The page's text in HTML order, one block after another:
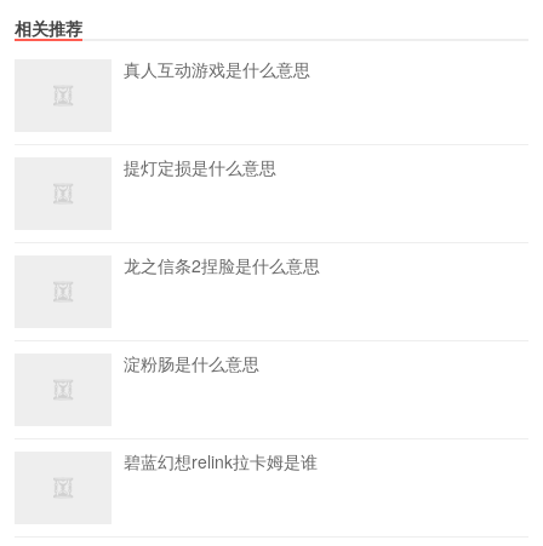
相关推荐
真人互动游戏是什么意思
提灯定损是什么意思
龙之信条2捏脸是什么意思
淀粉肠是什么意思
碧蓝幻想relink拉卡姆是谁